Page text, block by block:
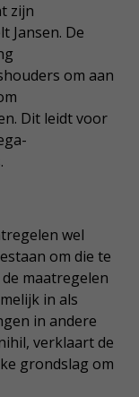
zijn
Jansen. De
om aan
Dit leidt voor
wel
om die te
maatregelen
in als
in andere
verklaart de
grondslag om